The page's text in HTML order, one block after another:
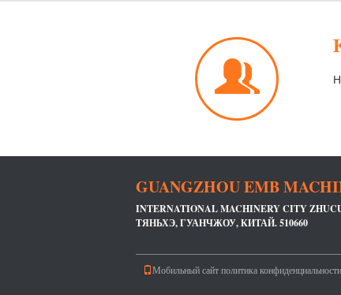
GUANGZHOU EMB
INTERNATIONAL MACHINERY CITY
ТЯНЬХЭ, ГУАНЧЖОУ, КИТАЙ. 510660
Мобильный сайт политика конфиденциальности